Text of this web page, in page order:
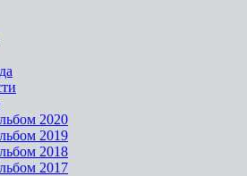
2020
2019
2018
2017